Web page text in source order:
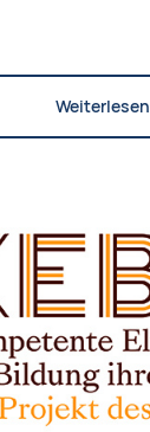
Weiterlesen